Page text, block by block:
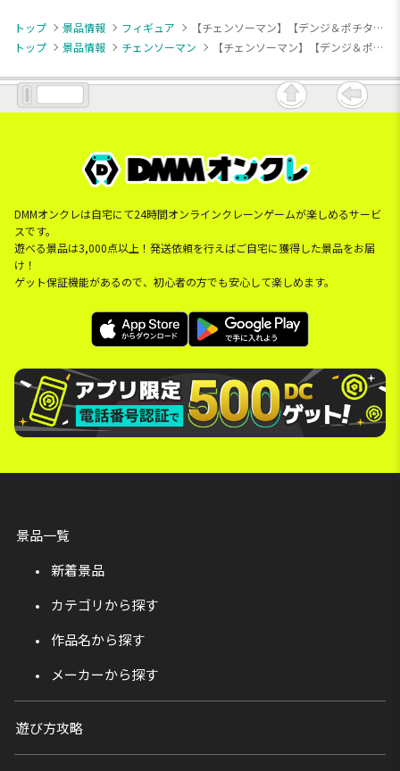
トップ 景品情報 フィギュア
【チェンソーマン】【デンジ＆ポチタ】チェンソーマン Break time collection vol.4
トップ
景品情報 チェンソーマン 【チェンソーマン】【デンジ＆ポチタ】チェンソーマン Break time collection vol.4
DMMオンクレは自宅にて24時間オンラインクレーンゲームが楽しめるサービ
スです。
遊べる景品は3,000点以上！発送依頼を行えばご自宅に獲得した景品をお届
け！
ゲット保証機能があるので、初心者の方でも安心して楽しめます。
景品一覧
新着景品
カテゴリから探す
作品名から探す
メーカーから探す
遊び方攻略